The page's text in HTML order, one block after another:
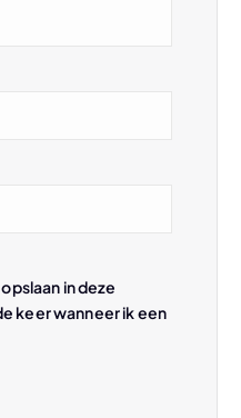
in deze
keer wanneer ik een